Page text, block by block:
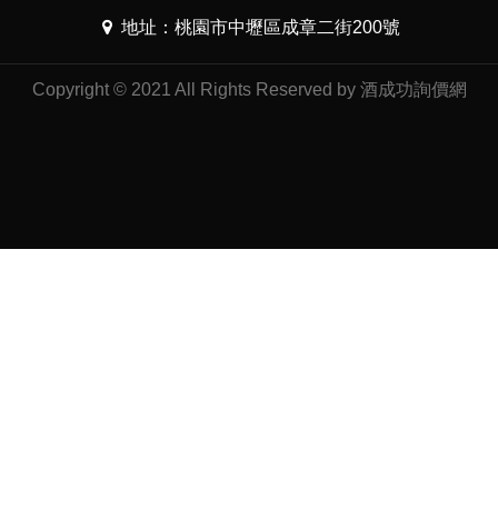
地址：桃園市中壢區成章二街200號
Copyright © 2021 All Rights Reserved by 酒成功詢價網